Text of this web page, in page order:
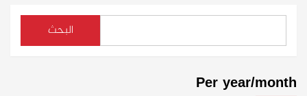
البحث
Per year/month